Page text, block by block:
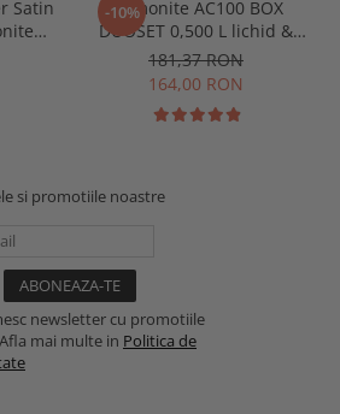
Satin
50 gr
-10%
Jesmonite AC100 BOX
DUOSET 0,500 L lichid &
1250 Kg Baza
181,37 RON
164,00 RON
si promotiile noastre
newsletter cu promotiile
mai multe in Politica de